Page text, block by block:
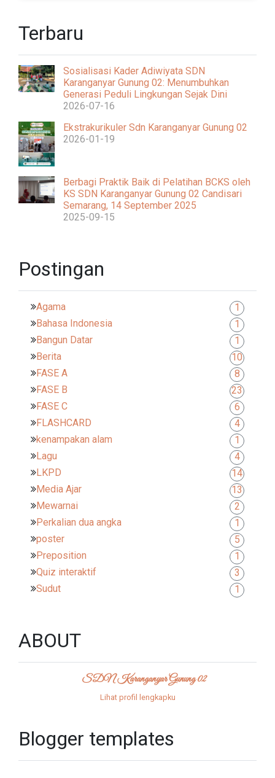
Terbaru
Sosialisasi Kader Adiwiyata SDN
Karanganyar Gunung 02: Menumbuhkan
Generasi Peduli Lingkungan Sejak Dini
2026-07-16
Ekstrakurikuler Sdn Karanganyar Gunung 02
2026-01-19
Berbagi Praktik Baik di Pelatihan BCKS oleh
KS SDN Karanganyar Gunung 02 Candisari
Semarang, 14 September 2025
2025-09-15
Postingan
Agama
1
Bahasa Indonesia
1
Bangun Datar
1
Berita
10
FASE A
8
FASE B
23
FASE C
6
FLASHCARD
4
kenampakan alam
1
Lagu
4
LKPD
14
Media Ajar
13
Mewarnai
2
Perkalian dua angka
1
poster
5
Preposition
1
Quiz interaktif
3
Sudut
1
ABOUT
SDN Karanganyar Gunung 02
Lihat profil lengkapku
Blogger templates